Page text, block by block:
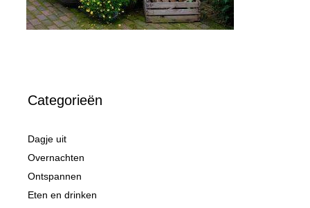
Categorieën
Dagje uit
Overnachten
Ontspannen
Eten en drinken